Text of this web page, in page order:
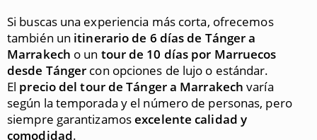
Si buscas una experiencia más corta, ofrecemos
también un itinerario de 6 días de Tánger a
Marrakech o un tour de 10 días por Marruecos
desde Tánger con opciones de lujo o estándar.
El precio del tour de Tánger a Marrakech varía
según la temporada y el número de personas, pero
siempre garantizamosexcelente calidad y
comodidad.